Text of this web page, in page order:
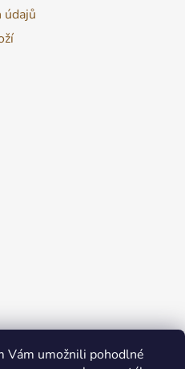
Vám umožnili pohodlné
údajů